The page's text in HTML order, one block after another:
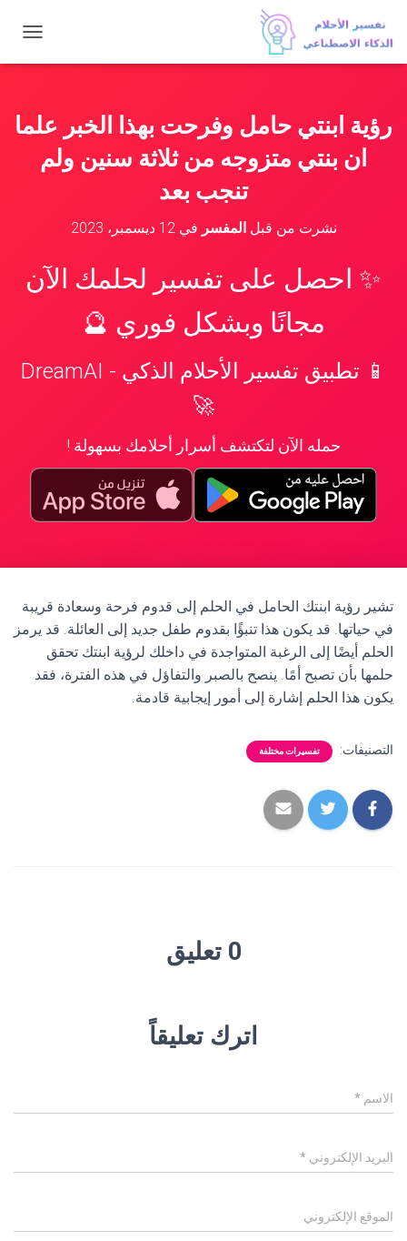
ب
ا
رؤية ابنتي حامل وفرحت بهذا الخبر علما
ان بنتي متزوجه من ثلاثة سنين ولم
تنجب بعد
نشرت من قبلالمفسر في12 ديسمبر، 2023
✨ احصل على تفسير لحلمك الآن
مجانًا وبشكل فوري 🔮
📱 تطبيق تفسير الأحلام الذكي - DreamAI
🚀
حمله الآن لتكتشف أسرار أحلامك بسهولة !
تشير رؤية ابنتك الحامل في الحلم إلى قدوم فرحة وسعادة قريبة
في حياتها. قد يكون هذا تنبؤًا بقدوم طفل جديد إلى العائلة. قد يرمز
الحلم أيضًا إلى الرغبة المتواجدة في داخلك لرؤية ابنتك تحقق
حلمها بأن تصبح أمًا. ينصح بالصبر والتفاؤل في هذه الفترة، فقد
يكون هذا الحلم إشارة إلى أمور إيجابية قادمة.
التصنيفات: تفسيرات مختلفة
0 تعليق
اترك تعليقاً
الاسم *
البريد الإلكتروني *
الموقع الإلكتروني